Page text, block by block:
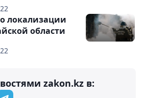
локализации
области
zakon.kz в: